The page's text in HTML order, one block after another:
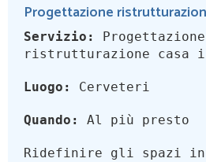
Progettazione
Servizio:
Progettazione
ristrutturazione casa
Luogo: Cerveteri
Quando: Al più presto
Ridefinire gli spazi